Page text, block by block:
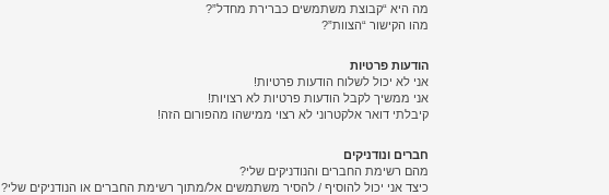
מה היא “קבוצת משתמשים כברירת מחדל”?
מהו הקישור “הצוות”?
הודעות פרטיות
אני לא יכול לשלוח הודעות פרטיות!
אני ממשיך לקבל הודעות פרטיות לא רצויות!
קיבלתי דואר אלקטרוני לא רצוי ממישהו מהפורום הזה!
חברים ונודניקים
מהם רשימת החברים והנודניקים שלי?
כיצד אני יכול להוסיף / להסיר משתמשים אל/מתוך רשימת החברים או הנודניקים שלי?